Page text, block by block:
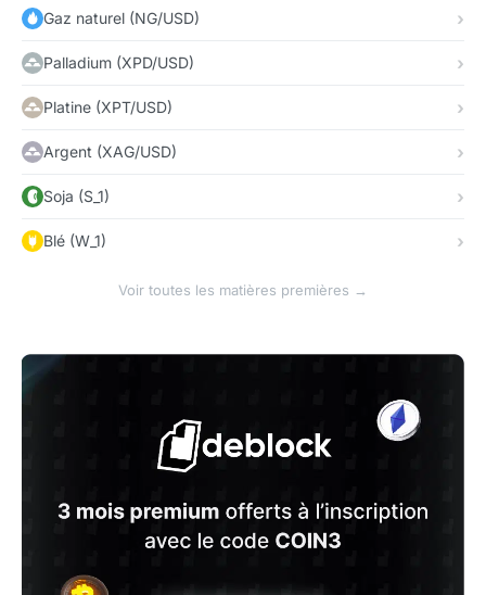
Gaz naturel (NG/USD)
Palladium (XPD/USD)
Platine (XPT/USD)
Argent (XAG/USD)
Soja (S_1)
Blé (W_1)
Voir toutes les matières premières →